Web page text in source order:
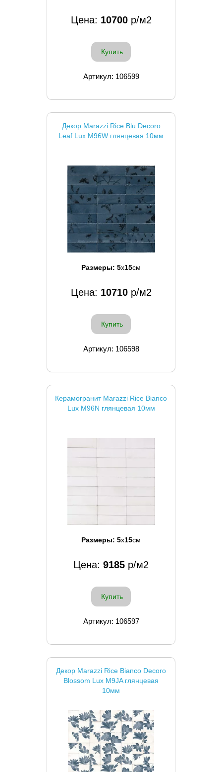
Цена: 10700р/м2
Купить
Артикул: 106599
Декор Marazzi Rice Blu Decoro
Leaf Lux M96W глянцевая 10мм
Размеры: 5x15см
Цена: 10710р/м2
Купить
Артикул: 106598
Керамогранит Marazzi Rice Bianco
Lux M96N глянцевая 10мм
Размеры: 5x15см
Цена: 9185 р/м2
Купить
Артикул: 106597
Декор Marazzi Rice Bianco Decoro
Blossom Lux M9JA глянцевая
10мм